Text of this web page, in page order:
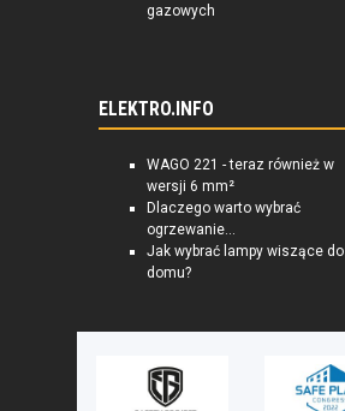
gazowych
ELEKTRO.INFO
WAGO 221 - teraz również w
wersji 6 mm²
Dlaczego warto wybrać
ogrzewanie...
Jak wybrać lampy wiszące do
domu?